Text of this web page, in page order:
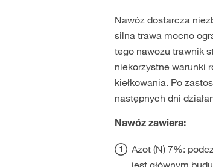
Nawóz dostarcza
silna trawa mocno
tego nawozu trawnik
niekorzystne warunki
kiełkowania. Po
następnych dni
Nawóz zawiera:
Azot (N) 7%:
jest głównym